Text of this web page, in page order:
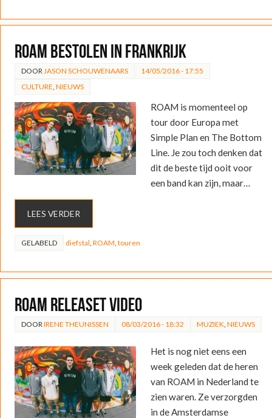
ROAM bestolen in Frankrijk
DOOR JASON SCHOUWENAARS
14/05/2016 - 17:55
CULTURE NIEUWS
ROAM is momenteel op
tour door Europa met
Simple Plan en The Bottom
Line. Je zou toch denken dat
dit de beste tijd ooit voor
een band kan zijn, maar…
LEES VERDER
GELABELD diefstal ROAM touren
ROAM releaset video
DOOR IRENE THEUNISSEN 08/03/2016 - 18:32 MUZIEK NIEUWS
Het is nog niet eens een
week geleden dat de heren
van ROAM in Nederland te
zien waren. Ze verzorgden
in de Amsterdamse